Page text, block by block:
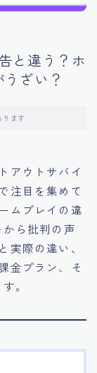
と違う？ホ
ざい？
ります
アウトサバイ
注目を集めて
ムプレイの違
ら批判の声
実際の違い、
金プラン、そ
。